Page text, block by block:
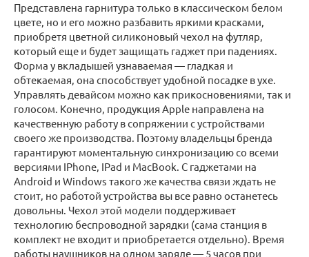
Представлена гарнитура только в классическом белом
цвете, но и его можно разбавить яркими красками,
приобретя цветной силиконовый чехол на футляр,
который еще и будет защищать гаджет при падениях.
Форма у вкладышей узнаваемая — гладкая и
обтекаемая, она способствует удобной посадке в ухе.
Управлять девайсом можно как прикосновениями, так и
голосом. Конечно, продукция Apple направлена на
качественную работу в сопряжении с устройствами
своего же производства. Поэтому владельцы бренда
гарантируют моментальную синхронизацию со всеми
версиями IPhone, IPad и MacBook. С гаджетами на
Android и Windows такого же качества связи ждать не
стоит, но работой устройства вы все равно останетесь
довольны. Чехол этой модели поддерживает
технологию беспроводной зарядки (сама станция в
комплект не входит и приобретается отдельно). Время
работы наушников на одном заряде — 5 часов при